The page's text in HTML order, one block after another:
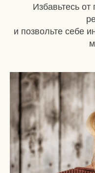
Избавьтесь от
и позвольте себе